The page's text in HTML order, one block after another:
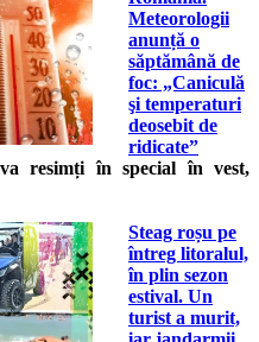
Meteorologii
anunță o
săptămână de
foc: „Caniculă
şi temperaturi
deosebit de
ridicate”
resimți în special în vest,
Steag roșu pe
întreg litoralul,
în plin sezon
estival. Un
turist a murit,